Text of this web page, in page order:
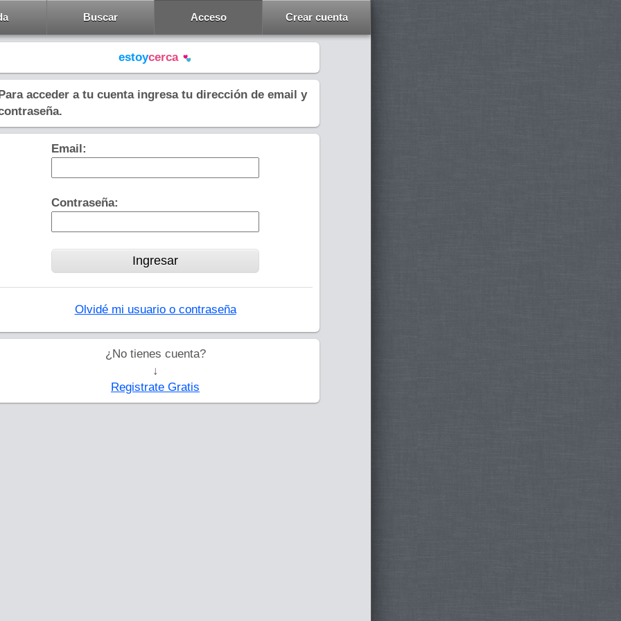
Buscar Acceso Crear cuenta
estoycerca
acceder a tu cuenta ingresa tu dirección de email y
Email:
Contraseña:
Olvidé mi usuario o contraseña
¿No tienes cuenta?
↓
Registrate Gratis